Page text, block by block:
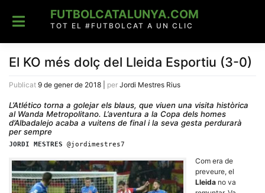
content
FUTBOLCATALUNYA.COM
TOT EL #FUTBOLCAT A UN CLIC
El KO més dolç del Lleida Esportiu (3-0)
Publicat 9 de gener de 2018 per Jordi Mestres Rius
L’Atlético torna a golejar els blaus, que viuen una visita històrica
al Wanda Metropolitano. L’aventura a la Copa dels homes
d’Albadalejo acaba a vuitens de final i la seva gesta perdurarà
per sempre
JORDI MESTRES @jordimestres7
Com era de
preveure, el
Lleida no va